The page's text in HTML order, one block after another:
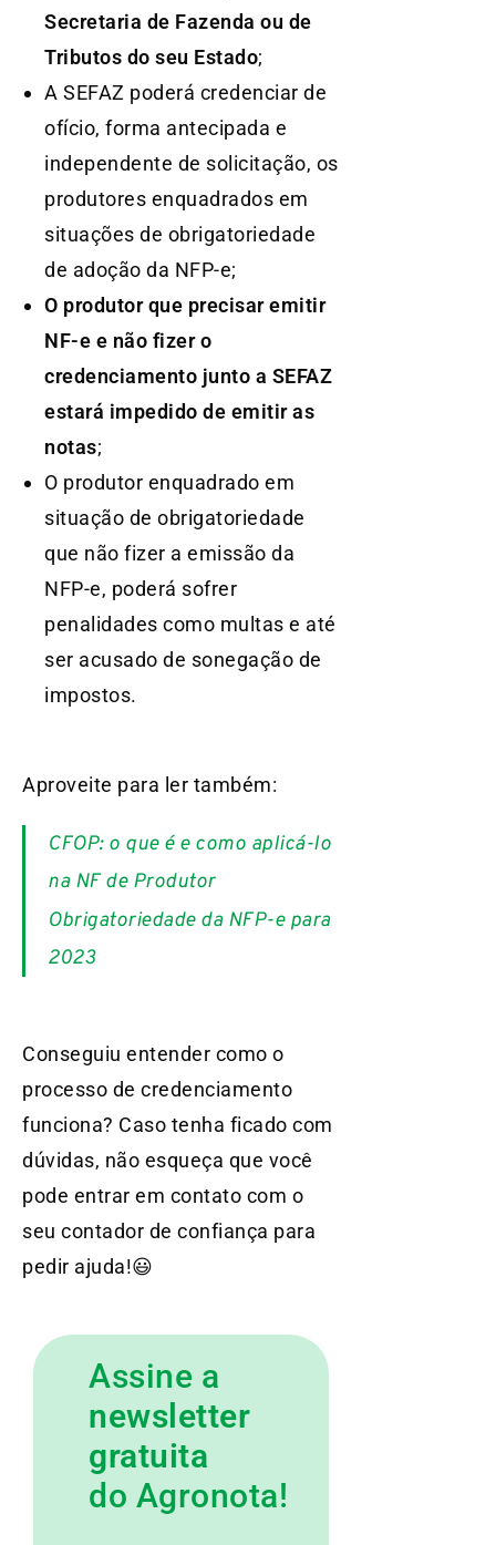
Secretaria de Fazenda ou de
Tributos do seu Estado;
A SEFAZ poderá credenciar de
ofício, forma antecipada e
independente de solicitação, os
produtores enquadrados em
situações de obrigatoriedade
de adoção da NFP-e;
O produtor que precisar emitir
NF-e e não fizer o
credenciamento junto a SEFAZ
estará impedido de emitir as
notas;
O produtor enquadrado em
situação de obrigatoriedade
que não fizer a emissão da
NFP-e, poderá sofrer
penalidades como multas e até
ser acusado de sonegação de
impostos.
Aproveite para ler também:
CFOP: o que é e como aplicá-lo
na NF de Produtor
Obrigatoriedade da NFP-e para
2023
Conseguiu entender como o
processo de credenciamento
funciona? Caso tenha ficado com
dúvidas, não esqueça que você
pode entrar em contato com o
seu contador de confiança para
pedir ajuda!😃
Assine a
newsletter
gratuita
do Agronota!